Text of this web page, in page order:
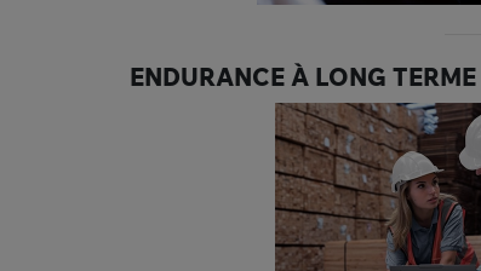
ENDURANCE À LONG TERME